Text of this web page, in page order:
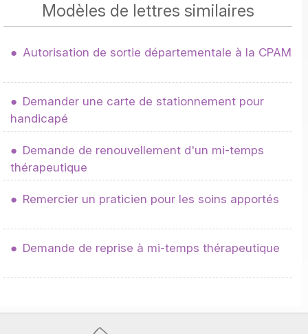
Modèles de lettres similaires
Autorisation de sortie départementale à la CPAM
Demander une carte de stationnement pour
handicapé
Demande de renouvellement d'un mi-temps
thérapeutique
Remercier un praticien pour les soins apportés
Demande de reprise à mi-temps thérapeutique